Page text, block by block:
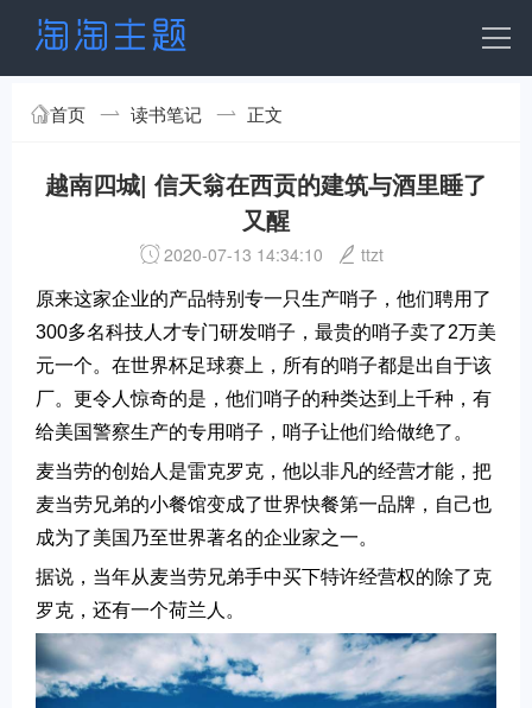
首页 读书笔记 正文
越南四城| 信天翁在西贡的建筑与酒里睡了
又醒
2020-07-13 14:34:10 ttzt
原来这家企业的产品特别专一只生产哨子，他们聘用了
300多名科技人才专门研发哨子，最贵的哨子卖了2万美
元一个。在世界杯足球赛上，所有的哨子都是出自于该
厂。更令人惊奇的是，他们哨子的种类达到上千种，有
给美国警察生产的专用哨子，哨子让他们给做绝了。
麦当劳的创始人是雷克罗克，他以非凡的经营才能，把
麦当劳兄弟的小餐馆变成了世界快餐第一品牌，自己也
成为了美国乃至世界著名的企业家之一。
据说，当年从麦当劳兄弟手中买下特许经营权的除了克
罗克，还有一个荷兰人。